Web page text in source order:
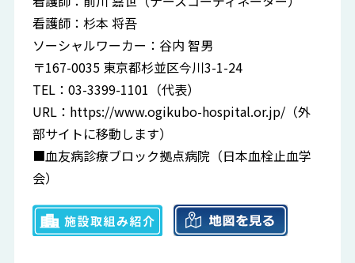
看護師：杉本 将吾
ソーシャルワーカー：谷内 智男
〒167-0035 東京都杉並区今川3-1-24
TEL：03-3399-1101（代表）
URL： https://www.ogikubo-hospital.or.jp/ （外
部サイトに移動します）
■血友病診療ブロック拠点病院（日本血栓止血学
会）